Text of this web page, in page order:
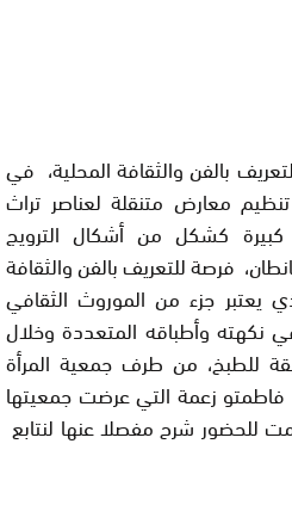
بالفن والثقافة المحلية، في
معارض متنقلة لعناصر تراث
كبيرة كشكل من أشكال الترويج
فرصة للتعريف بالفن والثقافة
يعتبر جزء من الموروث الثقافي
نكهته وأطباقه المتعددة وخلال
للطبخ، من طرف جمعية المرأة
فاطمتو زعمة التي عرضت جمعيتها
للحضور شرح مفصلا عنها لنتابع